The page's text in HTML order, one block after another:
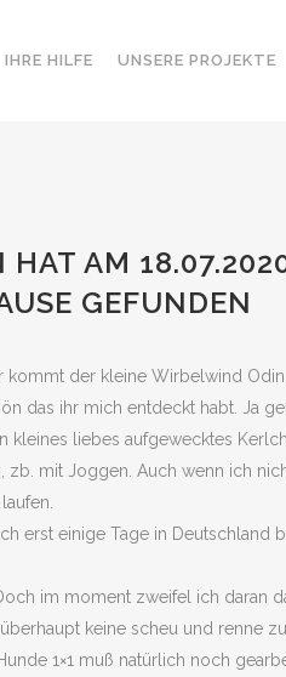
IHRE HILFE UNSERE PROJEKTE
HAT AM
GEFUNDEN
kommt der kleine Wirbelwind Odin.
das ihr mich entdeckt habt. Ja
kleines liebes aufgewecktes
zb. mit Joggen. Auch wenn ich
erst einige Tage in Deutschland
im moment zweifel ich daran
überhaupt keine scheu und renne
1×1 muß natürlich noch